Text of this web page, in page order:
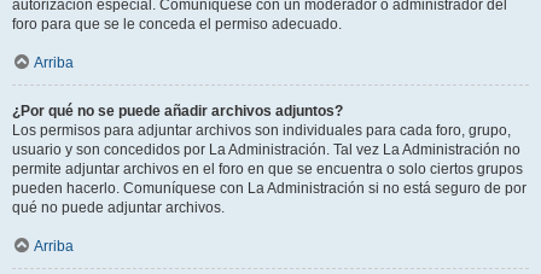
autorización especial. Comuníquese con un moderador o administrador del
foro para que se le conceda el permiso adecuado.
Arriba
¿Por qué no se puede añadir archivos adjuntos?
Los permisos para adjuntar archivos son individuales para cada foro, grupo,
usuario y son concedidos por La Administración. Tal vez La Administración no
permite adjuntar archivos en el foro en que se encuentra o solo ciertos grupos
pueden hacerlo. Comuníquese con La Administración si no está seguro de por
qué no puede adjuntar archivos.
Arriba